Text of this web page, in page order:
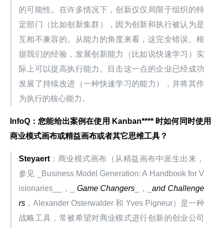
的可能性。在许多情况下，创新仅仅局限于组织的特
定部门（比如创新集群），因为创新和执行被认为是
互相不兼容的。从能力的角度来看，这完全错误。根
据我们的经验，发展创新能力（比如说快速学习）实
际上可以提高执行能力。目击这一点的企业已经成功
发展了持续改进（一种快速学习的能力），并将其作
为执行的核心能力。
InfoQ ：您能给出案例在使用 Kanban**** 时如何同时使用
商业模式画布或精益画布或者其它思维工具？
Steyaert ：商业模式画布（从精益画布中派生出来，
参见 _Business Model Generation: A Handbook for V
isionaries__，_ Game Changers _，_and Challenge
rs ，Alexander Osterwalder 和 Yves Pigneur）是一种
战略工具，常被希望对商业模式进行创新的创业公司